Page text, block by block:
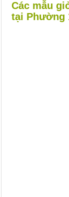
Các mẫu
tại Phường